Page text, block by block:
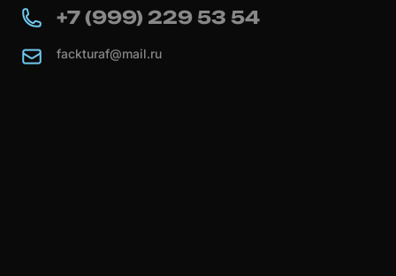
+7 (999) 229 53 54
fackturaf@mail.ru